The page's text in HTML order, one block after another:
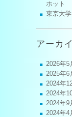
ホット
東京大
アーカ
2026年5
2025年6
2024年
2024年
2024年9
2024年4